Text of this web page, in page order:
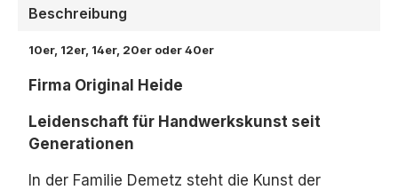
Beschreibung
10er, 12er, 14er, 20er oder 40er
Firma Original Heide
Leidenschaft für Handwerkskunst seit
Generationen
In der Familie Demetz steht die Kunst der